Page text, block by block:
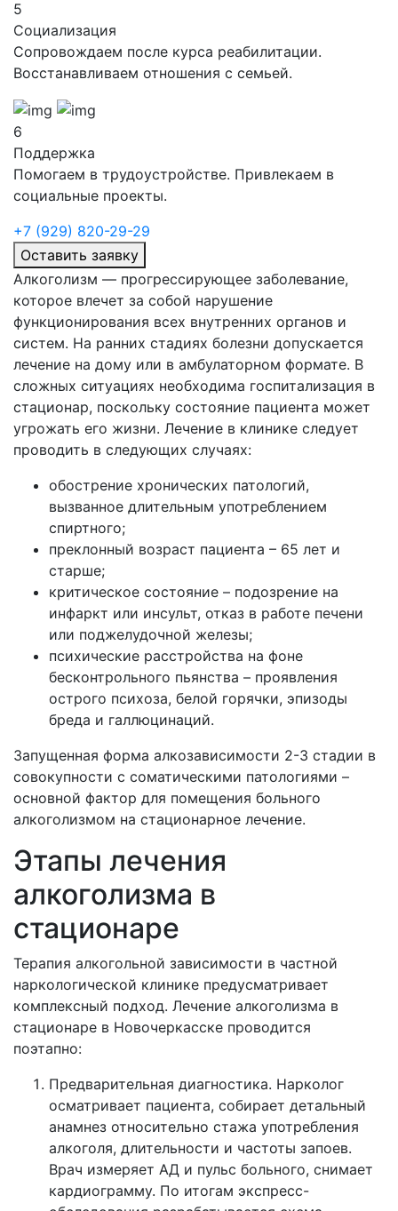
5
Социализация
Сопровождаем после курса реабилитации.
Восстанавливаем отношения с семьей.
6
Поддержка
Помогаем в трудоустройстве. Привлекаем в
социальные проекты.
+7 (929) 820-29-29
Оставить заявку
Алкоголизм — прогрессирующее заболевание,
которое влечет за собой нарушение
функционирования всех внутренних органов и
систем. На ранних стадиях болезни допускается
лечение на дому или в амбулаторном формате. В
сложных ситуациях необходима госпитализация в
стационар, поскольку состояние пациента может
угрожать его жизни. Лечение в клинике следует
проводить в следующих случаях:
обострение хронических патологий,
вызванное длительным употреблением
спиртного;
преклонный возраст пациента – 65 лет и
старше;
критическое состояние – подозрение на
инфаркт или инсульт, отказ в работе печени
или поджелудочной железы;
психические расстройства на фоне
бесконтрольного пьянства – проявления
острого психоза, белой горячки, эпизоды
бреда и галлюцинаций.
Запущенная форма алкозависимости 2-3 стадии в
совокупности с соматическими патологиями –
основной фактор для помещения больного
алкоголизмом на стационарное лечение.
Этапы лечения
алкоголизма в
стационаре
Терапия алкогольной зависимости в частной
наркологической клинике предусматривает
комплексный подход. Лечение алкоголизма в
стационаре в Новочеркасске проводится
поэтапно:
Предварительная диагностика. Нарколог
осматривает пациента, собирает детальный
анамнез относительно стажа употребления
алкоголя, длительности и частоты запоев.
Врач измеряет АД и пульс больного, снимает
кардиограмму. По итогам экспресс-